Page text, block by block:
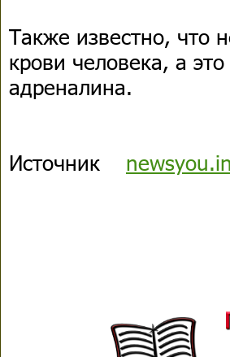
Также известно, что
крови человека, а
адреналина.
Источник